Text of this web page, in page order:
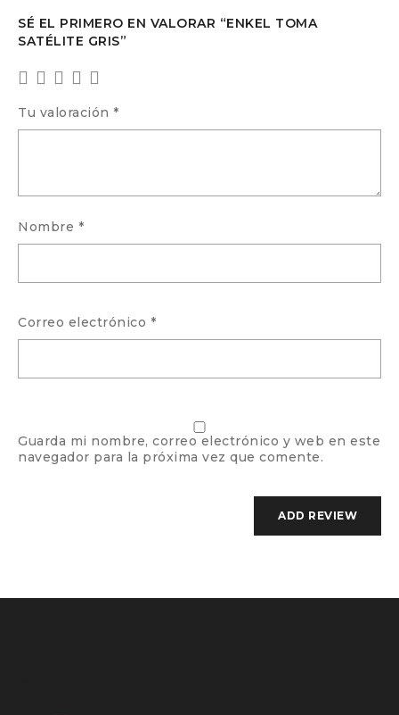
SÉ EL PRIMERO EN VALORAR “ENKEL TOMA
SATÉLITE GRIS”
Tu valoración *
Nombre *
Correo electrónico *
Guarda mi nombre, correo electrónico y web en este
navegador para la próxima vez que comente.